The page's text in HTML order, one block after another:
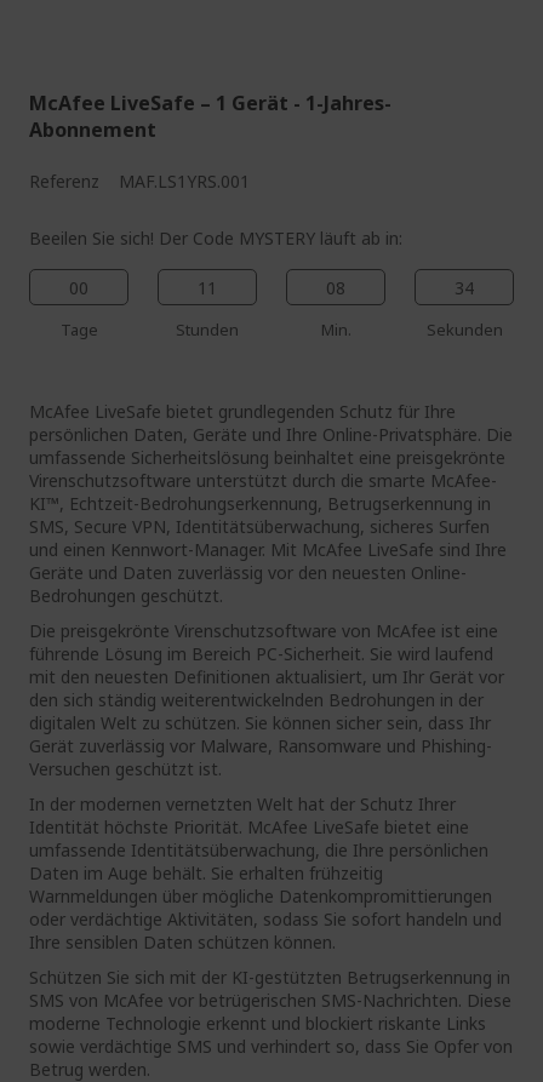
McAfee LiveSafe – 1 Gerät - 1-Jahres-
Abonnement
Referenz MAF.LS1YRS.001
Beeilen Sie sich! Der Code MYSTERY läuft ab in:
00
Tage
11
Stunden
08
Min.
33
Sekunden
McAfee LiveSafe bietet grundlegenden Schutz für Ihre
persönlichen Daten, Geräte und Ihre Online-Privatsphäre. Die
umfassende Sicherheitslösung beinhaltet eine preisgekrönte
Virenschutzsoftware unterstützt durch die smarte McAfee-
KI™, Echtzeit-Bedrohungserkennung, Betrugserkennung in
SMS, Secure VPN, Identitätsüberwachung, sicheres Surfen
und einen Kennwort-Manager. Mit McAfee LiveSafe sind Ihre
Geräte und Daten zuverlässig vor den neuesten Online-
Bedrohungen geschützt.
Die preisgekrönte Virenschutzsoftware von McAfee ist eine
führende Lösung im Bereich PC-Sicherheit. Sie wird laufend
mit den neuesten Definitionen aktualisiert, um Ihr Gerät vor
den sich ständig weiterentwickelnden Bedrohungen in der
digitalen Welt zu schützen. Sie können sicher sein, dass Ihr
Gerät zuverlässig vor Malware, Ransomware und Phishing-
Versuchen geschützt ist.
In der modernen vernetzten Welt hat der Schutz Ihrer
Identität höchste Priorität. McAfee LiveSafe bietet eine
umfassende Identitätsüberwachung, die Ihre persönlichen
Daten im Auge behält. Sie erhalten frühzeitig
Warnmeldungen über mögliche Datenkompromittierungen
oder verdächtige Aktivitäten, sodass Sie sofort handeln und
Ihre sensiblen Daten schützen können.
Schützen Sie sich mit der KI-gestützten Betrugserkennung in
SMS von McAfee vor betrügerischen SMS-Nachrichten. Diese
moderne Technologie erkennt und blockiert riskante Links
sowie verdächtige SMS und verhindert so, dass Sie Opfer von
Betrug werden.